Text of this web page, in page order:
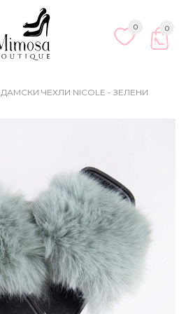
0
0
ДАМСКИ ЧЕХЛИ NICOLE - ЗЕЛЕНИ